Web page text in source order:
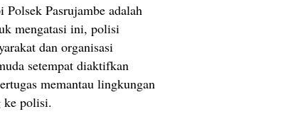
Polsek Pasrujambe adalah
mengatasi ini, polisi
dan organisasi
setempat diaktifkan
memantau lingkungan
ke polisi.